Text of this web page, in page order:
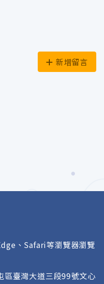
Line
新增留言
、Safari等瀏覽器瀏覽
區臺灣大道三段99號文心